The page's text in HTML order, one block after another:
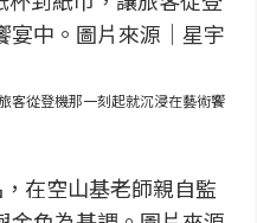
客從登機那一刻起就沉浸在藝術饗